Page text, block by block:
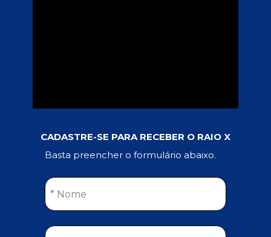
CADASTRE-SE PARA RECEBER O RAIO X
Basta preencher o formulário abaixo.